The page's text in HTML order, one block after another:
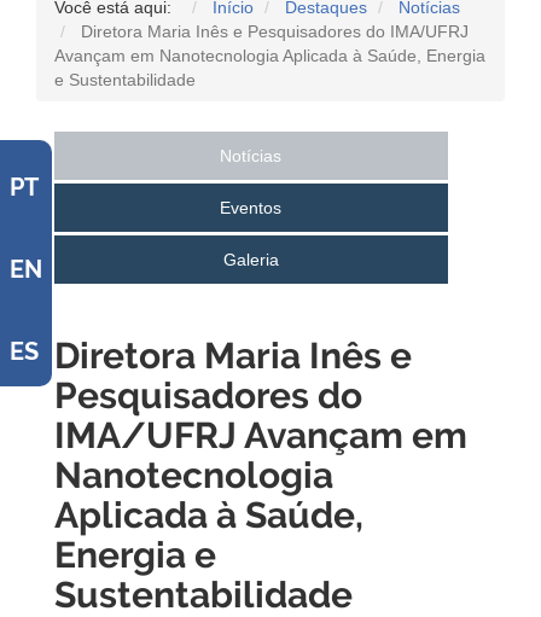
PT
EN
ES
Você está aqui: Início Destaques
Notícias
Diretora Maria Inês e Pesquisadores do IMA/UFRJ
Avançam em Nanotecnologia Aplicada à Saúde, Energia
e Sustentabilidade
Notícias
Eventos
Galeria
Diretora Maria Inês e
Pesquisadores do
IMA/UFRJ Avançam em
Nanotecnologia
Aplicada à Saúde,
Energia e
Sustentabilidade